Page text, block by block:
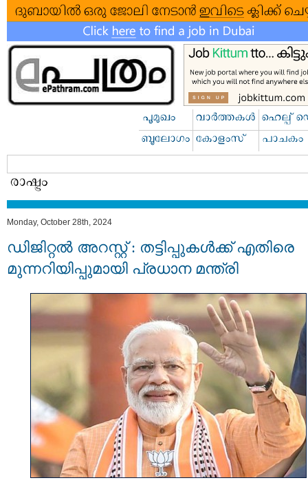
Monday, October 28th, 2024
ഡിജിറ്റല്‍ അറസ്റ്റ് : തട്ടിപ്പുകള്‍ക്ക് എതിരെ
മുന്നറിയിപ്പുമായി പ്രധാന മന്ത്രി